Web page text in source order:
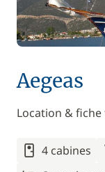
Aegeas
Location &
4 cabines